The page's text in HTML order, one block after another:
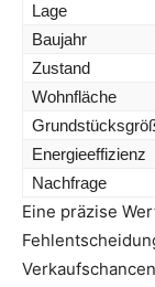
Lage
Baujahr
Zustand
Wohnfläche
Energieeffizienz
Nachfrage
Eine präzise